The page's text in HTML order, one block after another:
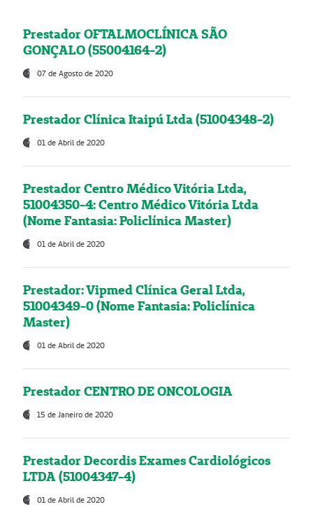
Prestador OFTALMOCLÍNICA SÃO
GONÇALO (55004164-2)
07 de Agosto de 2020
Prestador Clínica Itaipú Ltda (51004348-2)
01 de Abril de 2020
Prestador Centro Médico Vitória Ltda,
51004350-4: Centro Médico Vitória Ltda
(Nome Fantasia: Policlínica Master)
01 de Abril de 2020
Prestador: Vipmed Clínica Geral Ltda,
51004349-0 (Nome Fantasia: Policlínica
Master)
01 de Abril de 2020
Prestador CENTRO DE ONCOLOGIA
15 de Janeiro de 2020
Prestador Decordis Exames Cardiológicos
LTDA (51004347-4)
01 de Abril de 2020